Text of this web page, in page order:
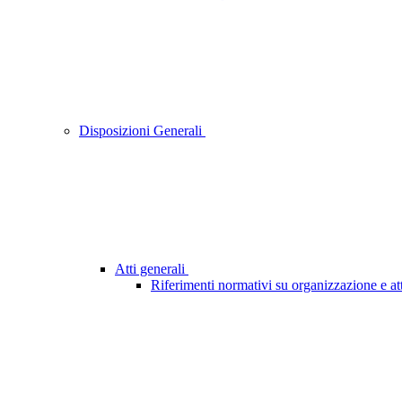
Disposizioni Generali
Atti generali
Riferimenti normativi su organizzazione e